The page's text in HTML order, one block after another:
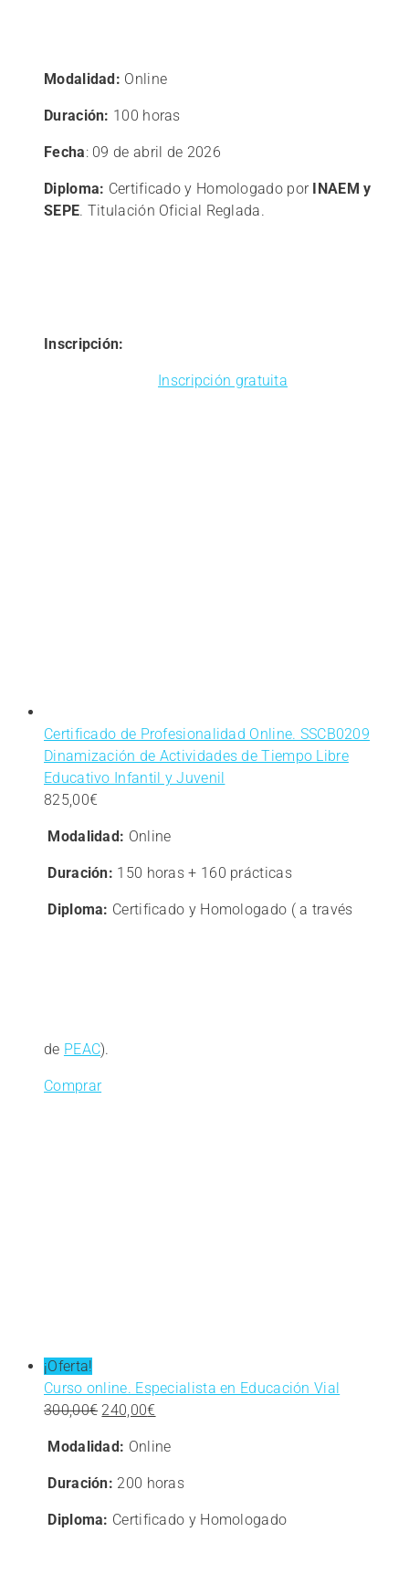
Modalidad: Online
Duración: 100 horas
Fecha: 09 de abril de 2026
Diploma: Certificado y Homologado por INAEM y
SEPE. Titulación Oficial Reglada.
Inscripción:
Inscripción gratuita
Certificado de Profesionalidad Online. SSCB0209
Dinamización de Actividades de Tiempo Libre
Educativo Infantil y Juvenil
825,00€
Modalidad: Online
Duración: 150 horas + 160 prácticas
Diploma: Certificado y Homologado ( a través
de PEAC).
Comprar
¡Oferta!
Curso online. Especialista en Educación Vial
300,00€ El
original
era:
240,00€
actual
Modalidad: Online
Duración: 200 horas
Diploma: Certificado y Homologado